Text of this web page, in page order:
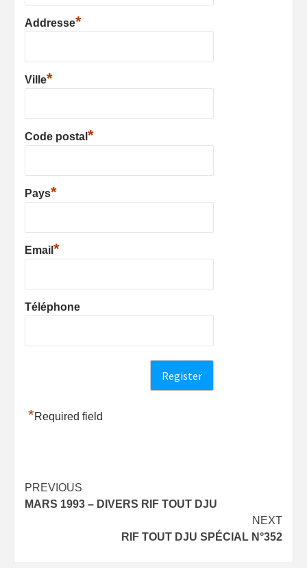
Addresse*
Ville*
Code postal *
Pays*
Email *
Téléphone
*Required field
Post
navigation
PREVIOUS
MARS 1993 – DIVERS RIF TOUT DJU
NEXT
RIF TOUT DJU SPÉCIAL N°352